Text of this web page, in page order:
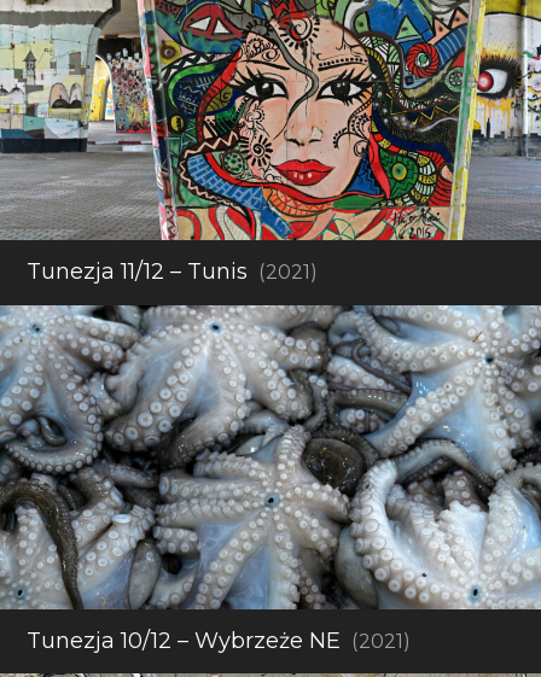
Tunezja 11/12 – Tunis (2021)
Tunezja 10/12 – Wybrzeże NE (2021)